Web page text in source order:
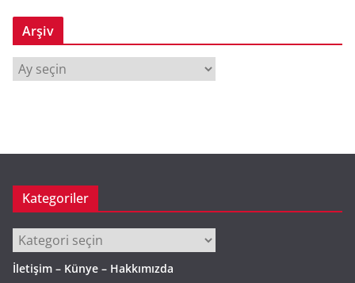
Arşiv
Kategoriler
Kategoriler
İletişim – Künye – Hakkımızda